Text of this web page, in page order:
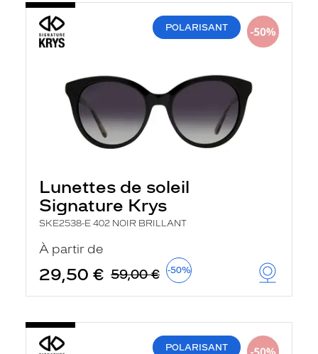
POLARISANT
Lunettes de soleil
Signature Krys
SKE2538-E 402 NOIR BRILLANT
À partir de
29,50 € 59,00 € -50%
POLARISANT